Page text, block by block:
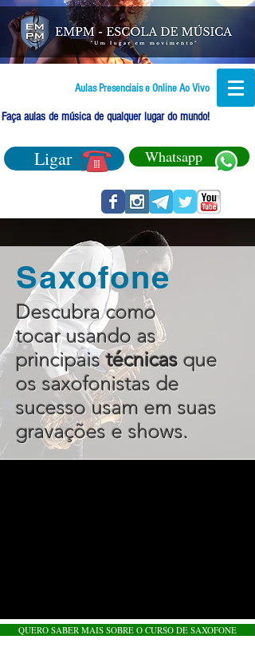
Aulas Presenciais e Online Ao Vivo
Faça aulas de música de qualquer lugar do mundo!
Ligar Whatsapp
Saxofone
Descubra como
tocar usando as
principaistécnicas que
os saxofonistas de
sucesso usam em suas
gravações e shows.
QUERO SABER MAIS SOBRE O CURSO DE SAXOFONE